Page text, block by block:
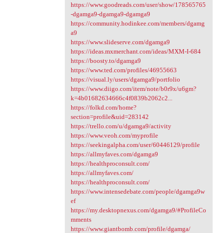
https://www.goodreads.com/user/show/178565765
-dgamga9-dgamga9-dgamga9
https://community.hodinkee.com/members/dgamg
a9
https://www.slideserve.com/dgamga9
https://ideas.mxmerchant.com/ideas/MXM-I-684
https://boosty.to/dgamga9
https://www.ted.com/profiles/46955663
https://visual.ly/users/dgamga9/portfolio
https://www.diigo.com/item/note/b0r9x/u6gm?
k=4b01682634666c4f0839b2062c2...
https://folkd.com/home?
section=profile&uid=283142
https://trello.com/u/dgamga9/activity
https://www.veoh.com/myprofile
https://seekingalpha.com/user/60446129/profile
https://allmyfaves.com/dgamga9
https://healthproconsult.com/
https://allmyfaves.com/
https://healthproconsult.com/
https://www.intensedebate.com/people/dgamga9w
ef
https://my.desktopnexus.com/dgamga9/#ProfileCo
mments
https://www.giantbomb.com/profile/dgamga/